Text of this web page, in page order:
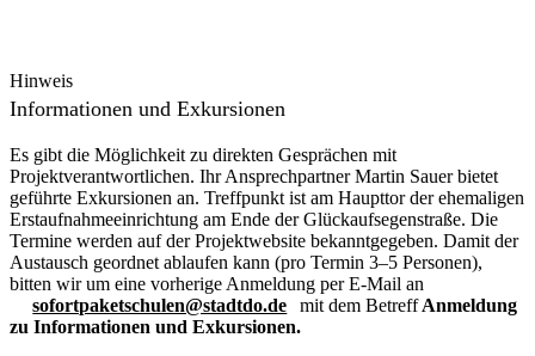
mit der Bauleitung. Sofern es die Witterung oder das Baugeschehen
erforderlich machen, können zusätzliche Maßnahmen –
beispielsweise die Bewässerung von Fahrwegen – veranlasst
Unabhängig davon unterliegt die Baustelle den gesetzlichen
Arbeitsschutzvorgaben. Die zuständige Berufsgenossenschaft führt
im Rahmen ihrer Aufgaben Kontrollen durch. Darüber hinaus
überprüft die Stadt Dortmund die Situation regelmäßig und geht
Hinweisen auf Veränderungen nach.
Hinweis
Informationen und Exkursionen
Es gibt die Möglichkeit zu direkten Gesprächen mit
Projektverantwortlichen. Ihr Ansprechpartner Martin Sauer bietet
geführte Exkursionen an. Treffpunkt ist am Haupttor der ehemaligen
Erstaufnahmeeinrichtung am Ende der Glückaufsegenstraße. Die
Termine werden auf der Projektwebsite bekanntgegeben. Damit der
Austausch geordnet ablaufen kann (pro Termin 3–5 Personen),
bitten wir um eine vorherige Anmeldung per E-Mail an
sofortpaketschulen@stadtdo.de
mit dem BetreffAnmeldung
zu Informationen und Exkursionen.